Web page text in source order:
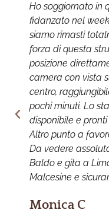
Ho soggiornato in
fidanzato nel
siamo rimasti
forza di questa
posizione
camera con vista
centro,
pochi minuti. Lo
disponibile e
Altro punto a
Da vedere
Baldo e gita a
Malcesine e
Monica C